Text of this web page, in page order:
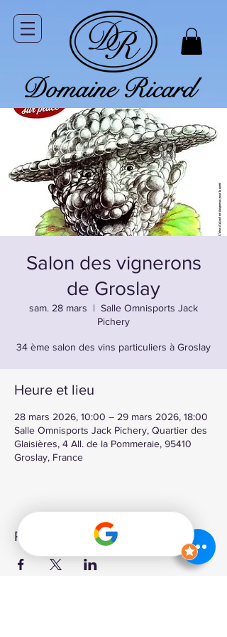
Salon des vignerons
de Groslay
sam. 28 mars
  |
Salle Omnisports Jack
Pichery
34 ème salon des vins particuliers à Groslay
Heure et lieu
28 mars 2026, 10:00 – 29 mars 2026, 18:00
Salle Omnisports Jack Pichery, Quartier des
Glaisières, 4 All. de la Pommeraie, 95410
Groslay, France
Partager cet événement